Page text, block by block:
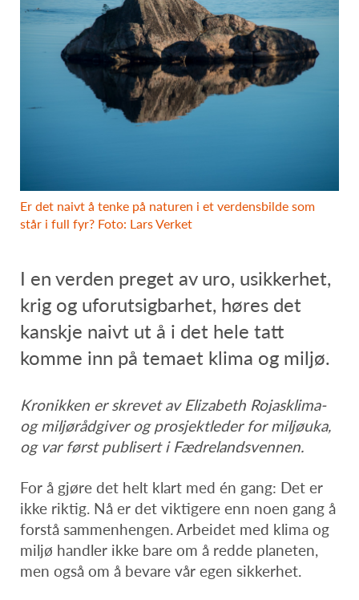
Er det naivt å tenke på naturen i et verdensbilde som
står i full fyr? Foto: Lars Verket
I en verden preget av uro, usikkerhet,
krig og uforutsigbarhet, høres det
kanskje naivt ut å i det hele tatt
komme inn på temaet klima og miljø.
Kronikken er skrevet av Elizabeth Rojasklima-
og miljørådgiver og prosjektleder for miljøuka,
og var først publisert i Fædrelandsvennen.
For å gjøre det helt klart med én gang: Det er
ikke riktig. Nå er det viktigere enn noen gang å
forstå sammenhengen. Arbeidet med klima og
miljø handler ikke bare om å redde planeten,
men også om å bevare vår egen sikkerhet.